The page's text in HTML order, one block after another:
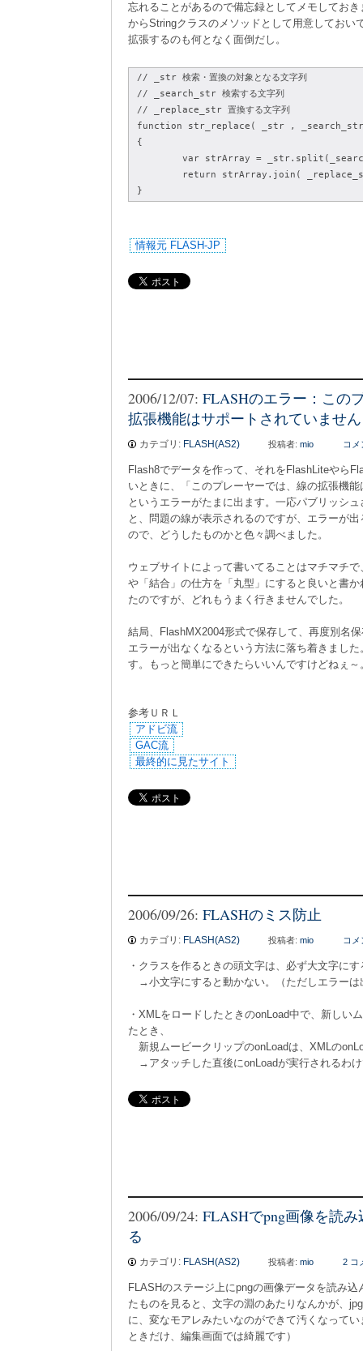
忘れることがあるので備忘録としてメモしてお
からStringクラスのメソッドとして用意しておい
拡張するのも何となく面倒だし。
// _str 検索・置換の対象となる文字列
// _search_str 検索する文字列
// _replace_str 置換する文字列
function str_replace( _str ,
{
var strArray =
return strArray.join(
}
情報元 FLASH-JP
2006/12/07: FLASHのエラー：この
拡張機能はサポートされていません
カテゴリ: FLASH(AS2) 投稿者: mio コ
Flash8でデータを作って、それをFlashLiteやら
いときに、「このプレーヤーでは、線の拡張機
というエラーがたまに出ます。一応パブリッシ
と、問題の線が表示されるのですが、エラーが
ので、どうしたものかと色々調べました。
ウェブサイトによって書いてることはマチマチ
や「結合」の仕方を「丸型」にすると良いと書
たのですが、どれもうまく行きませんでした。
結局、FlashMX2004形式で保存して、再度別名
エラーが出なくなるという方法に落ち着きまし
す。もっと簡単にできたらいいんですけどねぇ～
参考ＵＲＬ
アドビ流
GAC流
最終的に見たサイト
2006/09/26: FLASHのミス防止
カテゴリ: FLASH(AS2) 投稿者: mio コ
・クラスを作るときの頭文字は、必ず大文字にす
→小文字にすると動かない。（ただしエラーは
・XMLをロードしたときのonLoad中で、新しい
たとき、
新規ムービークリップのonLoadは、XMLの
→アタッチした直後にonLoadが実行されるわ
2006/09/24: FLASHでpng画像を読
る
カテゴリ: FLASH(AS2) 投稿者: mio 2 コ
FLASHのステージ上にpngの画像データを読み
たものを見ると、文字の淵のあたりなんかが、
に、変なモアレみたいなのができて汚くなって
ときだけ、編集画面では綺麗です）